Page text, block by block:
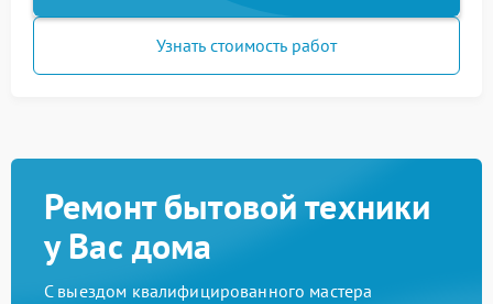
Узнать стоимость работ
Ремонт бытовой техники
у Вас дома
С выездом квалифицированного мастера